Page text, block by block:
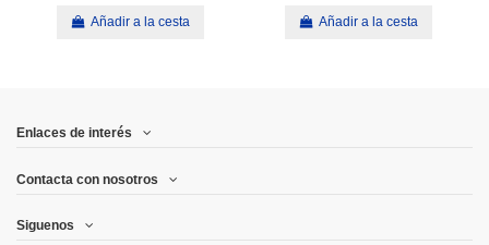
Añadir a la cesta Añadir a la cesta
Enlaces de interés
Contacta con nosotros
Siguenos